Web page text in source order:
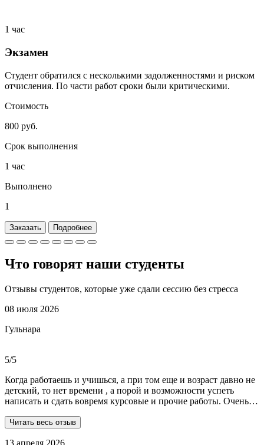
1 час
Экзамен
Студент обратился с несколькими задолженностями и риском
отчисления. По части работ сроки были критическими.
Стоимость
800 руб.
Срок выполнения
1 час
Выполнено
1
Заказать Подробнее
Что говорят наши студенты
Отзывы студентов, которые уже сдали сессию без стресса
08 июля 2026
Гульнара
5/5
Когда работаешь и учишься, а при том еще и возраст давно не
детский, то нет времени , а порой и возможности успеть
написать и сдать вовремя курсовые и прочие работы. Очень
Dist-help. Все мои проблемы в полном смысле слова взяли на
Читать весь отзыв
13 апреля 2026